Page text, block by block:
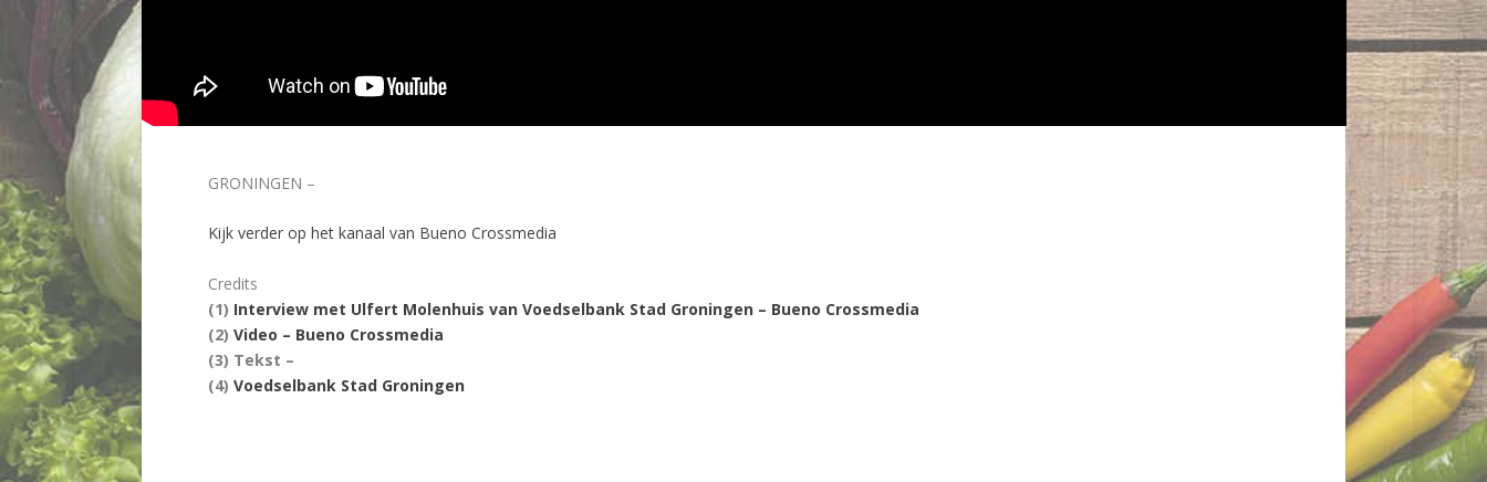
GRONINGEN –
Kijk verder op het kanaal van Bueno Crossmedia
Credits
(1) Interview met Ulfert Molenhuis van Voedselbank Stad Groningen – Bueno Crossmedia
(2) Video – Bueno Crossmedia
(3) Tekst –
(4) Voedselbank Stad Groningen